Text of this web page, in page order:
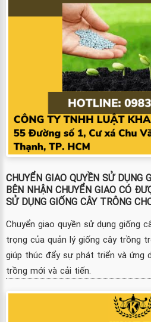
CHUYỂN GIAO QUYỀN SỬ DỤNG
BÊN NHẬN CHUYỂN GIAO CÓ
SỬ DỤNG GIỐNG CÂY TRÔNG
Chuyển giao quyền sử dụng giống
trọng của quản lý giống cây trồng
giúp thúc đẩy sự phát triển và ứng
trồng mới và cải tiến.